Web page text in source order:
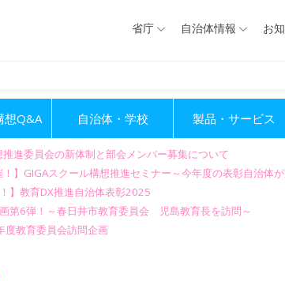
省庁 自治体情報 お
想Q&A 自治体・学校 製品・サービス
推進委員会の新体制と部会メンバー募集について
！】GIGAスクール構想推進セミナー～今年度の表彰自治体
】教育DX推進自治体表彰2025
第6弾！～春日井市教育委員会 児島教育長を訪問～
度教育委員会訪問企画